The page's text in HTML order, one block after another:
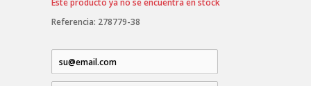
Este producto ya no se encuentra en stock
Referencia: 278779-38